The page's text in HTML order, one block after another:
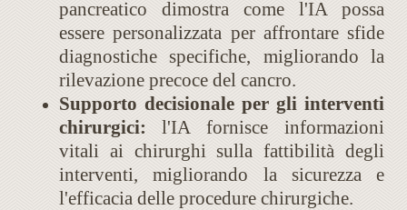
pancreatico dimostra come l'IA possa
essere personalizzata per affrontare sfide
diagnostiche specifiche, migliorando la
rilevazione precoce del cancro​​.
Supporto decisionale per gli interventi
chirurgici:
l'IA fornisce informazioni
vitali ai chirurghi sulla fattibilità degli
interventi, migliorando la sicurezza e
l'efficacia delle procedure chirurgiche​​.